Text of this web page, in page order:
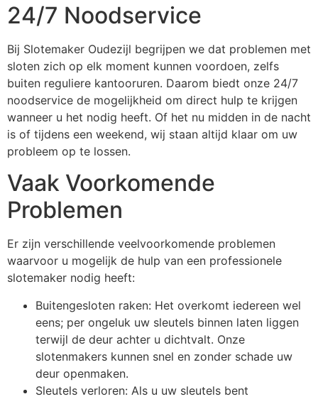
24/7 Noodservice
Bij Slotemaker Oudezijl begrijpen we dat problemen met
sloten zich op elk moment kunnen voordoen, zelfs
buiten reguliere kantooruren. Daarom biedt onze 24/7
noodservice de mogelijkheid om direct hulp te krijgen
wanneer u het nodig heeft. Of het nu midden in de nacht
is of tijdens een weekend, wij staan altijd klaar om uw
probleem op te lossen.
Vaak Voorkomende
Problemen
Er zijn verschillende veelvoorkomende problemen
waarvoor u mogelijk de hulp van een professionele
slotemaker nodig heeft:
Buitengesloten raken: Het overkomt iedereen wel
eens; per ongeluk uw sleutels binnen laten liggen
terwijl de deur achter u dichtvalt. Onze
slotenmakers kunnen snel en zonder schade uw
deur openmaken.
Sleutels verloren: Als u uw sleutels bent